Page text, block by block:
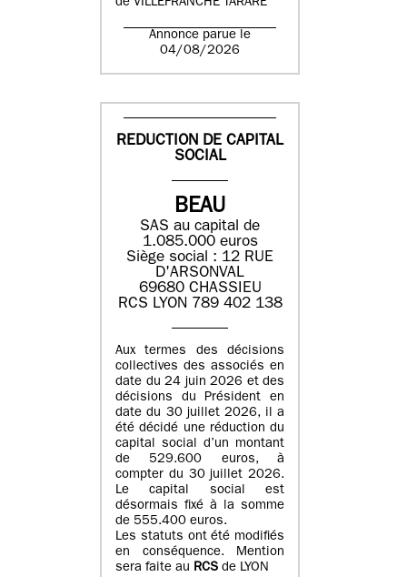
de VILLEFRANCHE TARARE
Annonce parue le
04/08/2026
REDUCTION DE CAPITAL
SOCIAL
BEAU
SAS au capital de
1.085.000 euros
Siège social : 12 RUE
D'ARSONVAL
69680 CHASSIEU
RCS LYON 789 402 138
Aux termes des décisions
collectives des associés en
date du 24 juin 2026 et des
décisions du Président en
date du 30 juillet 2026, il a
été décidé une réduction du
capital social d’un montant
de 529.600 euros, à
compter du 30 juillet 2026.
Le capital social est
désormais fixé à la somme
de 555.400 euros.
Les statuts ont été modifiés
en conséquence. Mention
sera faite au RCS de LYON